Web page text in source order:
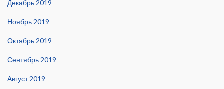
Декабрь 2019
Ноябрь 2019
Октябрь 2019
Сентябрь 2019
Август 2019